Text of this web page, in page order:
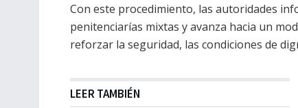
Con este procedimiento, las autoridades
penitenciarías mixtas y avanza hacia un
reforzar la seguridad, las condiciones de
LEER TAMBIÉN